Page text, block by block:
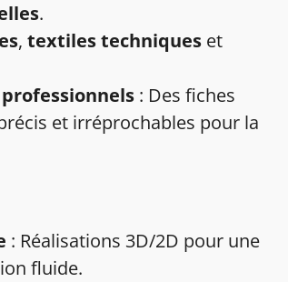
.
, textiles techniques et
: Des fiches
et irréprochables pour la
: Réalisations 3D/2D pour une
fluide.